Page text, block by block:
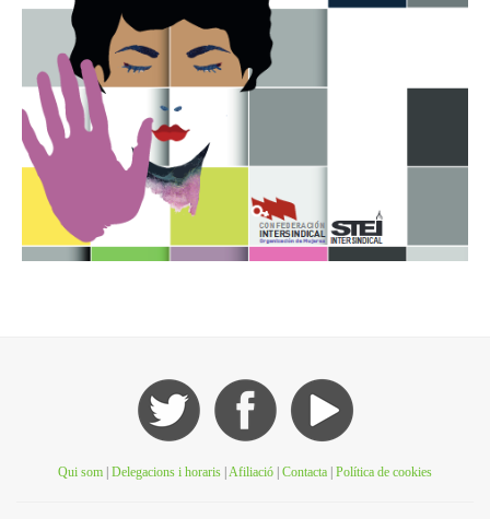
Qui som Delegacions i horaris Afiliació Contacta Política de cookies